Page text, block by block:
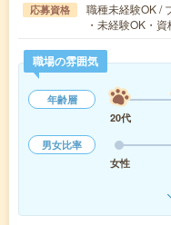
応募資格
職種未経験OK /
・未経験OK・
職場の雰囲気
年齢層
20代
男女比率
女性